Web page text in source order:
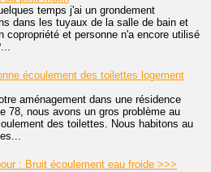
temps j'ai un grondement
dans les tuyaux de la salle de bain et
copropriété et personne n'a encore utilisé
écoulement des toilettes logement
aménagement dans une résidence
78, nous avons un gros problème au
des toilettes. Nous habitons au
: Bruit écoulement eau froide >>>